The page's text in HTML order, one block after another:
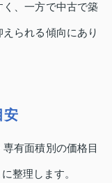
、一方で中古で築
られる傾向にあり
安
有面積別の価格目
整理します。